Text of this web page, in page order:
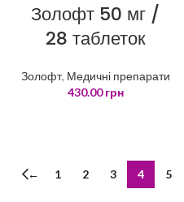
Золофт 50 мг /
28 таблеток
Золофт, Медичні препарати
430.00грн
← 1 2 3 4 5